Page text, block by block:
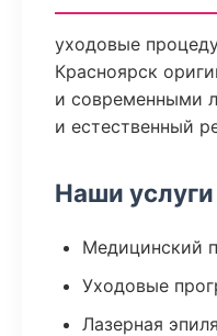
уходовые
Красноярск
и современными
и естественный
Наши услуги
Медицинский
Уходовые
Лазерная